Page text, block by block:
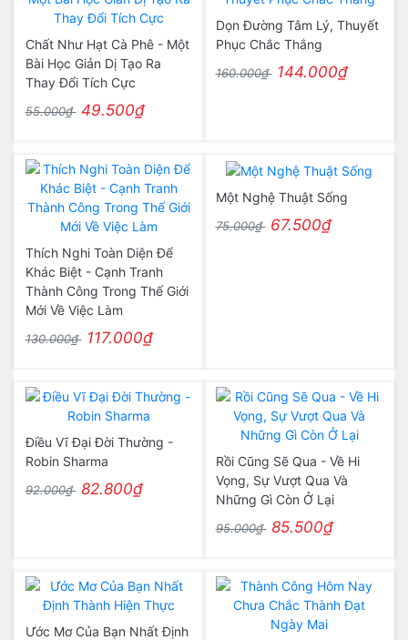
Chất Như Hạt Cà Phê - Một
Bài Học Giản Dị Tạo Ra
Thay Đổi Tích Cực
55.000₫ 49.500₫
Dọn Đường Tâm Lý, Thuyết
Phục Chắc Thắng
160.000₫ 144.000₫
Thích Nghi Toàn Diện Để
Khác Biệt - Cạnh Tranh
Thành Công Trong Thế Giới
Mới Về Việc Làm
130.000₫ 117.000₫
Một Nghệ Thuật Sống
75.000₫ 67.500₫
Điều Vĩ Đại Đời Thường -
Robin Sharma
92.000₫ 82.800₫
Rồi Cũng Sẽ Qua - Về Hi
Vọng, Sự Vượt Qua Và
Những Gì Còn Ở Lại
95.000₫ 85.500₫
Ước Mơ Của Bạn Nhất Định